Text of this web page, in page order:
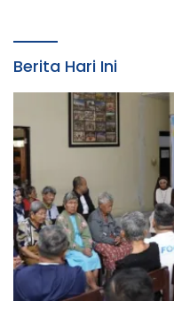
Berita Hari Ini